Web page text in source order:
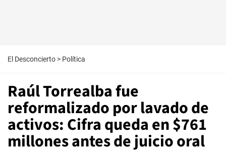
El Desconcierto > Política
Raúl Torrealba fue
reformalizado por lavado de
activos: Cifra queda en $761
millones antes de juicio oral